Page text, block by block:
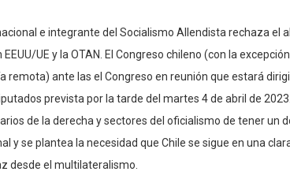
e integrante del Socialismo Allendista rechaza el
UE y la OTAN. El Congreso chileno (con la
remota) ante las el Congreso en reunión que estará
prevista por la tarde del martes 4 de abril de 2023.
de la derecha y sectores del oficialismo de tener un
y se plantea la necesidad que Chile se sigue en una
desde el multilateralismo.